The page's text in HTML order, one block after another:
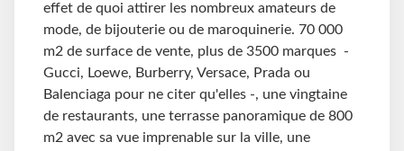
effet de quoi attirer les nombreux amateurs de
mode, de bijouterie ou de maroquinerie. 70 000
m2 de surface de vente, plus de 3500 marques -
Gucci, Loewe, Burberry, Versace, Prada ou
Balenciaga pour ne citer qu'elles -, une vingtaine
de restaurants, une terrasse panoramique de 800
m2 avec sa vue imprenable sur la ville, une